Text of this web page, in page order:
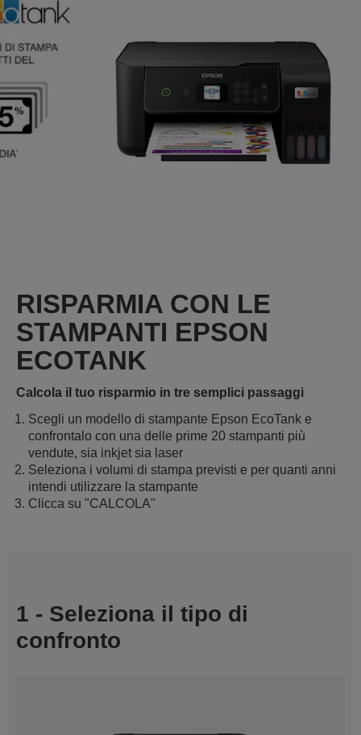
RISPARMIA CON LE
STAMPANTI EPSON
ECOTANK
Calcola il tuo risparmio in tre semplici passaggi
Scegli un modello di stampante Epson EcoTank e
confrontalo con una delle prime 20 stampanti più
vendute, sia inkjet sia laser
Seleziona i volumi di stampa previsti e per quanti anni
intendi utilizzare la stampante
Clicca su "CALCOLA"
1 - Seleziona il tipo di
confronto